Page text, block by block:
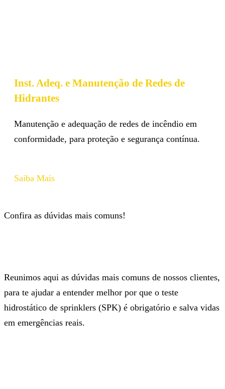
Inst. Adeq. e Manutenção de Redes de
Hidrantes
Manutenção e adequação de redes de incêndio em
conformidade, para proteção e segurança contínua.
Saiba Mais
Confira as dúvidas mais comuns!
Reunimos aqui as dúvidas mais comuns de nossos clientes,
para te ajudar a entender melhor por que o teste
hidrostático de sprinklers (SPK) é obrigatório e salva vidas
em emergências reais.